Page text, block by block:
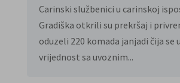
Carinski službenici u carinskoj
Gradiška otkrili su prekršaj i
oduzeli 220 komada janjadi čija se
vrijednost sa uvoznim...